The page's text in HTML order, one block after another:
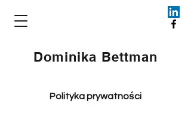
Dominika Bettman
Polityka prywatności